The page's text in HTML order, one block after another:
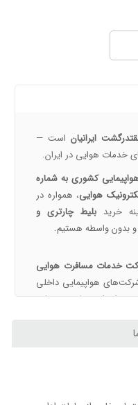
ارزان، سریع و مطمئن
امارات
ایرانیاناست —
خدمات هوایی در ایران.
کشوری به شماره
هوایی، همواره در
خرید بلیط چارتری و
و بدون واسطه هستیم.
خدمات مسافرت هوایی
هواپیمایی داخلی
را برای مقاصد مختلف
تبریز، بندرعباس و ...
باکو، عشق‌آباد، آلماتی،